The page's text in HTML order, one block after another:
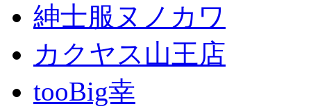
紳士服ヌノカワ
カクヤス山王店
tooBig幸